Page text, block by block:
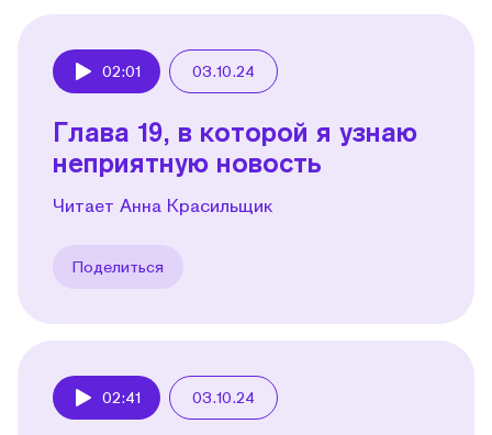
02:01 03.10.24
Глава 19, в которой я узнаю
неприятную новость
Читает Анна Красильщик
Поделиться
02:41 03.10.24